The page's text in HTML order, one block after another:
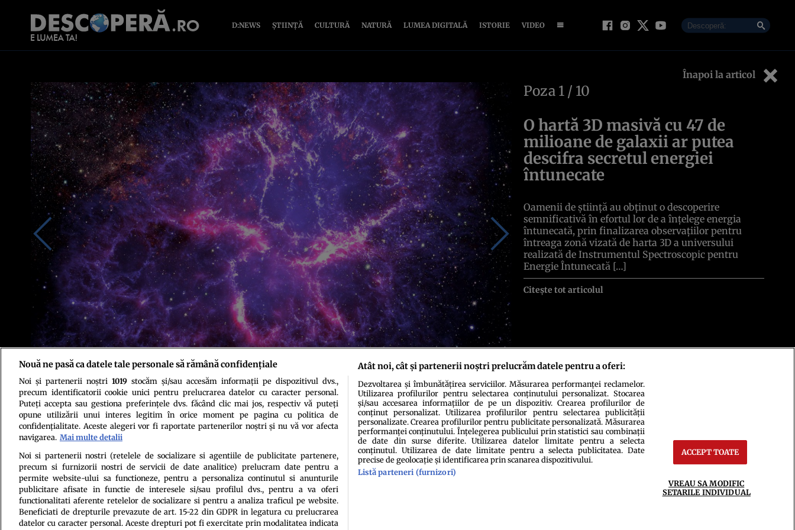
D:NEWS ȘTIINȚĂ CULTURĂ NATURĂ LUMEA DIGITALĂ ISTORIE VIDEO
Înapoi la articol
Foto: Shutterstock
Poza 1 / 10
O hartă 3D masivă cu 47 de
milioane de galaxii ar putea
descifra secretul energiei
întunecate
Oamenii de știință au obținut o descoperire
semnificativă în efortul lor de a înțelege energia
întunecată, prin finalizarea observațiilor pentru
întreaga zonă vizată de harta 3D a universului
realizată de Instrumentul Spectroscopic pentru
Energie Întunecată […]
Citește tot articolul
Politica de confidenţialitatePolitica de cookiesTermeni şi condiţii Echipa redacțională ContactSetări Cookies
Nouă ne pasă ca datele tale personale să rămână confidențiale
Noi și partenerii noștri 1019stocăm și/sau accesăm informații pe dispozitivul dvs.,
precum identificatorii cookie unici pentru prelucrarea datelor cu caracter personal.
Puteți accepta sau gestiona preferințele dvs. făcând clic mai jos, respectiv vă puteți
opune utilizării unui interes legitim în orice moment pe pagina cu politica de
confidențialitate. Aceste alegeri vor fi raportate partenerilor noștri și nu vă vor afecta
navigarea. Mai multe detalii
Noi si partenerii nostri (retelele de socializare si agentiile de publicitate partenere,
precum si furnizorii nostri de servicii de date analitice) prelucram date pentru a
permite website-ului sa functioneze, pentru a personaliza continutul si anunturile
publicitare afisate in functie de interesele si/sau profilul dvs., pentru a va oferi
functionalitati aferente retelelor de socializare si pentru a analiza traficul pe website.
Beneficiati de drepturile prevazute de art. 15-22 din GDPR in legatura cu prelucrarea
datelor cu caracter personal. Aceste drepturi pot fi exercitate prin modalitatea indicata
Atât noi, cât și partenerii noștri prelucrăm datele pentru a oferi:
Dezvoltarea și îmbunătățirea serviciilor. Măsurarea performanței reclamelor.
Utilizarea profilurilor pentru selectarea conținutului personalizat. Stocarea
și/sau accesarea informațiilor de pe un dispozitiv. Crearea profilurilor de
conținut personalizat. Utilizarea profilurilor pentru selectarea publicității
personalizate. Crearea profilurilor pentru publicitate personalizată. Măsurarea
performanței conținutului. Înțelegerea publicului prin statistici sau combinații
de date din surse diferite. Utilizarea datelor limitate pentru a selecta
conținutul. Utilizarea de date limitate pentru a selecta publicitatea. Date
precise de geolocație și identificarea prin scanarea dispozitivului.
Listă parteneri (furnizori)
ACCEPT TOATE
VREAU SA MODIFIC
SETARILE INDIVIDUAL